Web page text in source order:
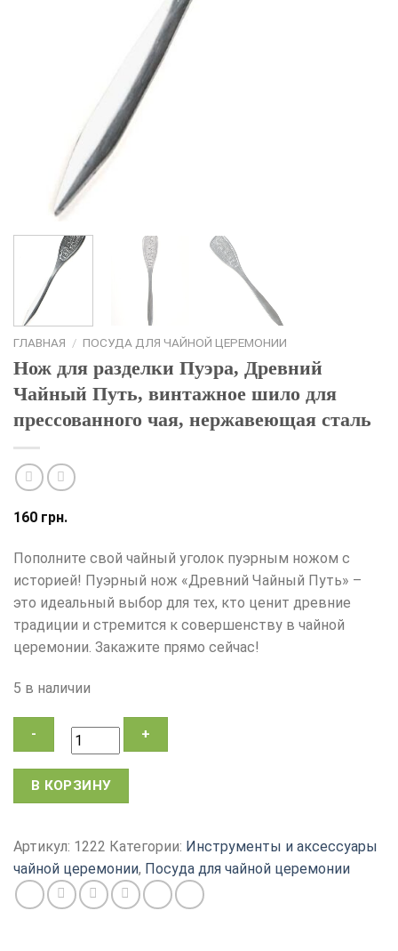
ГЛАВНАЯ / ПОСУДА ДЛЯ ЧАЙНОЙ ЦЕРЕМОНИИ
Нож для разделки Пуэра, Древний
Чайный Путь, винтажное шило для
прессованного чая, нержавеющая сталь
160 грн.
Пополните свой чайный уголок пуэрным ножом с
историей! Пуэрный нож «Древний Чайный Путь» –
это идеальный выбор для тех, кто ценит древние
традиции и стремится к совершенству в чайной
церемонии. Закажите прямо сейчас!
5 в наличии
Количество
для
разделки
Пуэра,
Древний
В КОРЗИНУ
Артикул: 1222 Категории: Инструменты и аксессуары
чайной церемонии, Посуда для чайной церемонии